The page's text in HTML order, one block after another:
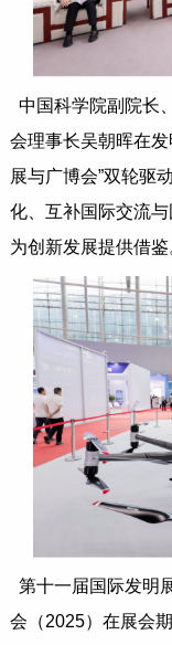
中国科学院副院长
会理事长吴朝晖在
展与广博会”双轮驱
化、互补国际交流
为创新发展提供借鉴
第十一届国际发明
会（2025）在展会